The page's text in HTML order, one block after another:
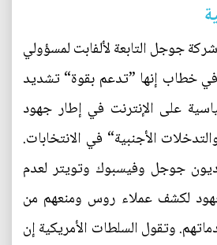
جوجل التابعة لألفابت لمسؤولي
في خطاب إنها ”تدعم بقوة“ تشديد
على الإنترنت في إطار جهود
الأجنبية“ في الانتخابات.
جوجل وفيسبوك وتويتر لعدم
لكشف عملاء روس ومنعهم من
وتقول السلطات الأمريكية إن